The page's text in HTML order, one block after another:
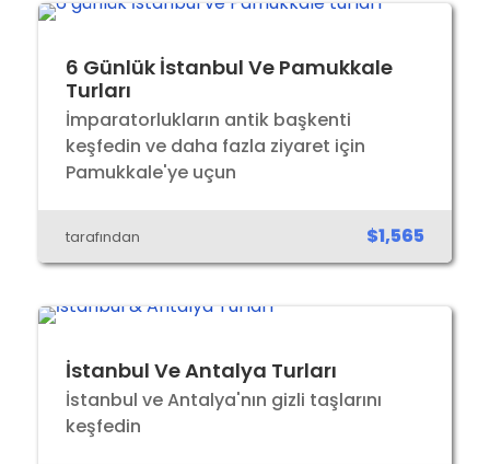
6 Günlük İstanbul Ve Pamukkale
Turları
İmparatorlukların antik başkenti
keşfedin ve daha fazla ziyaret için
Pamukkale'ye uçun
tarafından $1,565
İstanbul Ve Antalya Turları
İstanbul ve Antalya'nın gizli taşlarını
keşfedin